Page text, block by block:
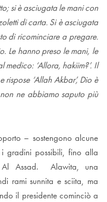
si è asciugata le mani con
di carta. Si è asciugata
di ricominciare a pregare.
Le hanno preso le mani, le
‘Allora, hakiim?’. Il
‘Allah Akbar’, Dio è
ne abbiamo saputo più
– sostengono alcune
gradini possibili, fino alla
Al Assad. Alawita, una
rami sunnita e sciita, ma
il presidente cominciò a